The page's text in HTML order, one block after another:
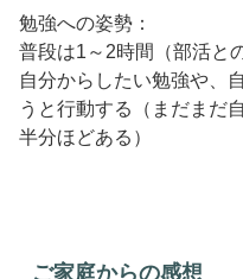
勉強への姿勢：
普段は1～2時間（部活と
自分からしたい勉強や、
うと行動する（まだまだ
半分ほどある）
ご家庭からの感想